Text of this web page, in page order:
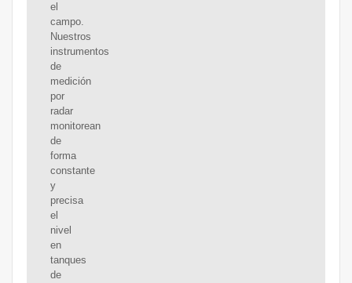
el
campo.
Nuestros
instrumentos
de
medición
por
radar
monitorean
de
forma
constante
y
precisa
el
nivel
en
tanques
de